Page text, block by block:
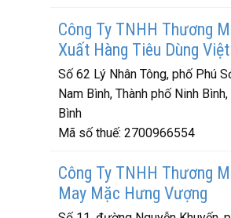
Công Ty TNHH Thương
Xuất Hàng Tiêu Dùng Việt
Số 62 Lý Nhân Tông, phố Phú
Nam Bình, Thành phố Ninh
Bình
Mã số thuế: 2700966554
Công Ty TNHH Thương
May Mặc Hưng Vượng